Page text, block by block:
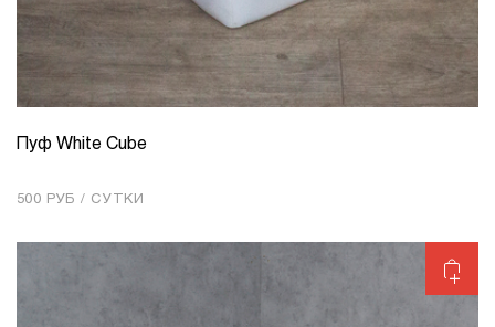
КОЛИЧЕСТВО 1
Пуф White Cube
500 РУБ / СУТКИ